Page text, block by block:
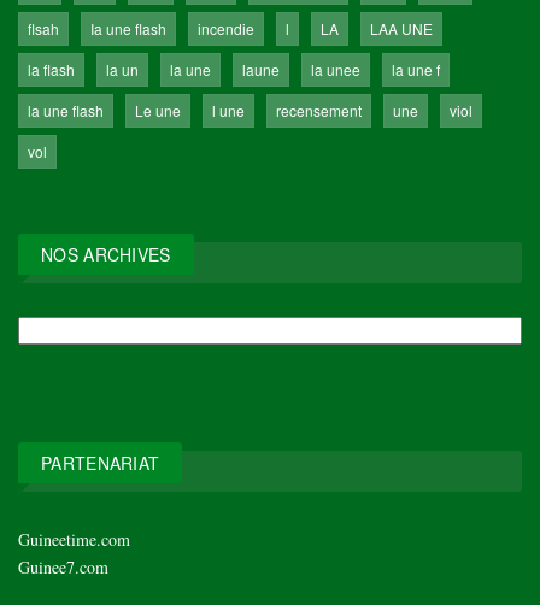
flsah
Ia une flash incendie l LA
LAA UNE
la flash
la un la une laune la unee
la une f
la une flash
Le une l une recensement une
viol
vol
NOS ARCHIVES
PARTENARIAT
Guineetime.com
Guinee7.com